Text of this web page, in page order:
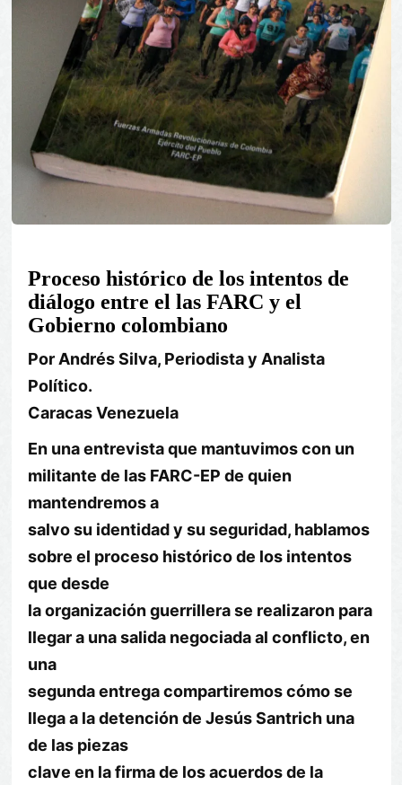
Proceso histórico de los intentos de
diálogo entre el las FARC y el
Gobierno colombiano
Por Andrés Silva, Periodista y Analista
Político.
Caracas Venezuela
En una entrevista que mantuvimos con un
militante de las FARC-EP de quien
mantendremos a
salvo su identidad y su seguridad, hablamos
sobre el proceso histórico de los intentos
que desde
la organización guerrillera se realizaron para
llegar a una salida negociada al conflicto, en
una
segunda entrega compartiremos cómo se
llega a la detención de Jesús Santrich una
de las piezas
clave en la firma de los acuerdos de la